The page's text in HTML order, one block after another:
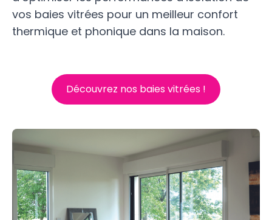
vos baies vitrées pour un meilleur confort
thermique et phonique dans la maison.
Découvrez nos baies vitrées !